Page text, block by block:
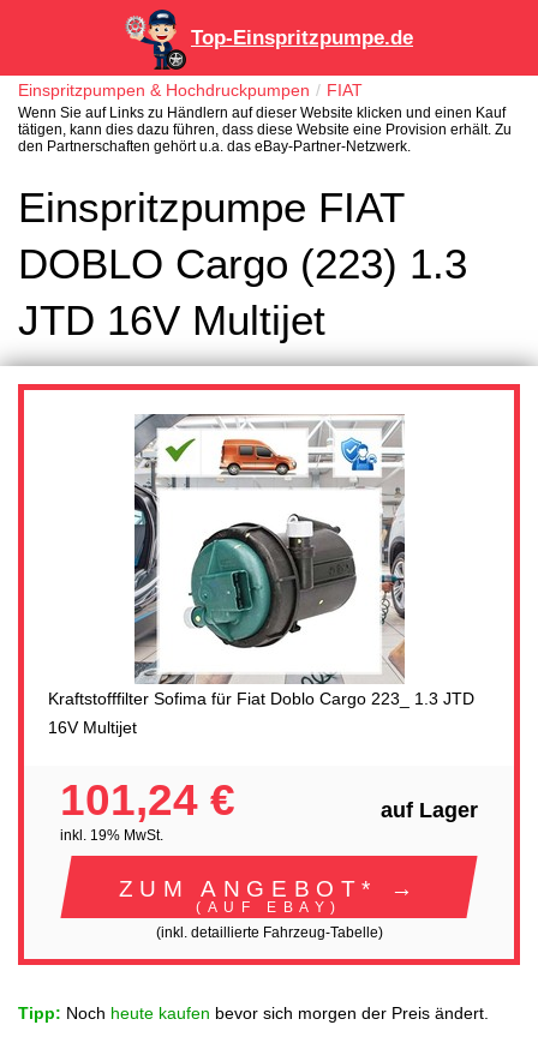
Top-Einspritzpumpe.de
Einspritzpumpen & Hochdruckpumpen FIAT
Wenn Sie auf Links zu Händlern auf dieser Website klicken und einen Kauf
tätigen, kann dies dazu führen, dass diese Website eine Provision erhält. Zu
den Partnerschaften gehört u.a. das eBay-Partner-Netzwerk.
Einspritzpumpe FIAT
DOBLO Cargo (223) 1.3
JTD 16V Multijet
Kraftstofffilter Sofima für Fiat Doblo Cargo 223_ 1.3 JTD
16V Multijet
101,24 €
inkl. 19% MwSt.
auf Lager
ZUM ANGEBOT* →
(AUF EBAY)
(inkl. detaillierte Fahrzeug-Tabelle)
Tipp: Noch heute kaufen bevor sich morgen der Preis ändert.